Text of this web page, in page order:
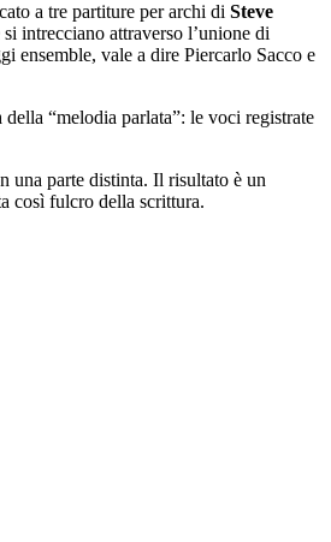
a tre partiture per archi di Steve
intrecciano attraverso l’unione di
ensemble, vale a dire Piercarlo Sacco e
“melodia parlata”: le voci registrate
una parte distinta. Il risultato è un
così fulcro della scrittura.